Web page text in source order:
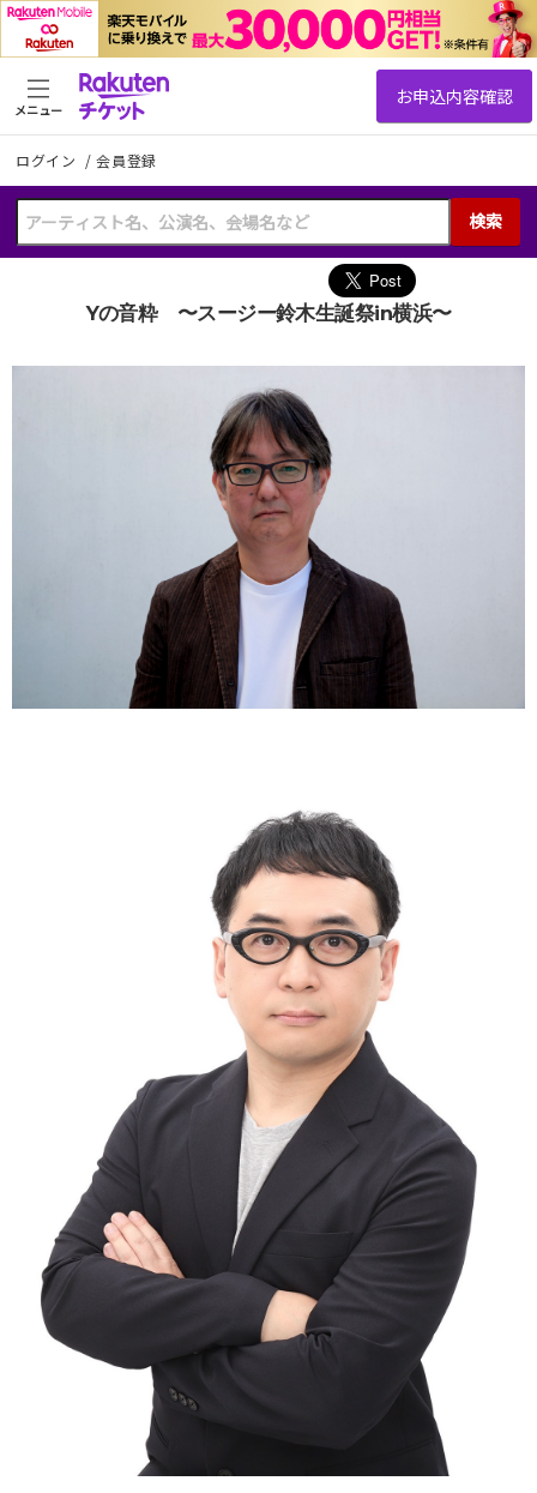
ログイン /会員登録
検索
メニュー
Yの音粋 〜スージー鈴木生誕祭in横浜〜